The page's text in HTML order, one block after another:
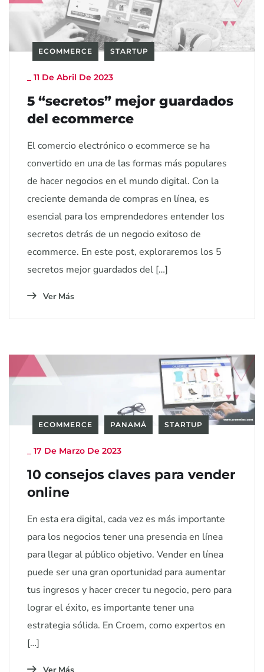
ECOMMERCE STARTUP
11 De Abril De 2023
5 “secretos” mejor guardados
del ecommerce
El comercio electrónico o ecommerce se ha
convertido en una de las formas más populares
de hacer negocios en el mundo digital. Con la
creciente demanda de compras en línea, es
esencial para los emprendedores entender los
secretos detrás de un negocio exitoso de
ecommerce. En este post, exploraremos los 5
secretos mejor guardados del […]
Ver Más
ECOMMERCE PANAMÁ STARTUP
17 De Marzo De 2023
10 consejos claves para vender
online
En esta era digital, cada vez es más importante
para los negocios tener una presencia en línea
para llegar al público objetivo. Vender en línea
puede ser una gran oportunidad para aumentar
tus ingresos y hacer crecer tu negocio, pero para
lograr el éxito, es importante tener una
estrategia sólida. En Croem, como expertos en
[…]